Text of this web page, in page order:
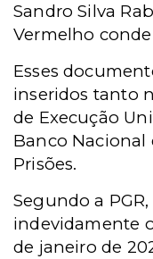
Sandro Silva
Vermelho
Esses
inseridos tanto
de Execução
Banco
Prisões.
Segundo a
indevidamente
de janeiro de